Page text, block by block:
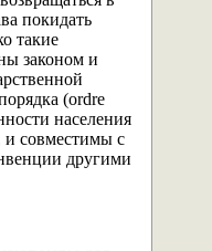
покидать
такие
законом и
(ordre
населения
и совместимы с
другими